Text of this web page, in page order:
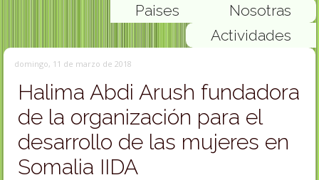
Nosotras
Paises
Actividades
domingo, 11 de marzo de 2018
Halima Abdi Arush fundadora
de la organización para el
desarrollo de las mujeres en
Somalia IIDA